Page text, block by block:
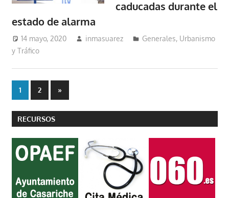
caducadas durante el
estado de alarma
14 mayo, 2020 inmasuarez Generales, Urbanismo
y Tráfico
Paginación
de
entradas
1 2
Entradas
siguientes
»
RECURSOS